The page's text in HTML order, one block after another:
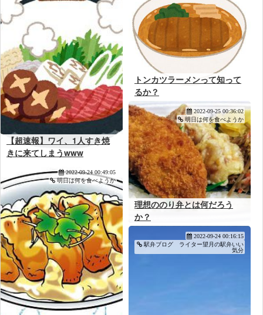
【超速報】ワイ、1人すき焼
きに来てしまうwww
トンカツラーメンって知って
るか？
理想ののり弁とは何だろう
か？
2022-09-25 00:36:02
明日は何を食べようか
2022-09-24 00:49:05
明日は何を食べようか
2022-09-24 00:16:15
駅弁ブログ ライター望月の駅弁いい
気分